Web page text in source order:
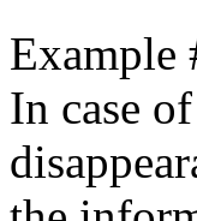
Example
In case